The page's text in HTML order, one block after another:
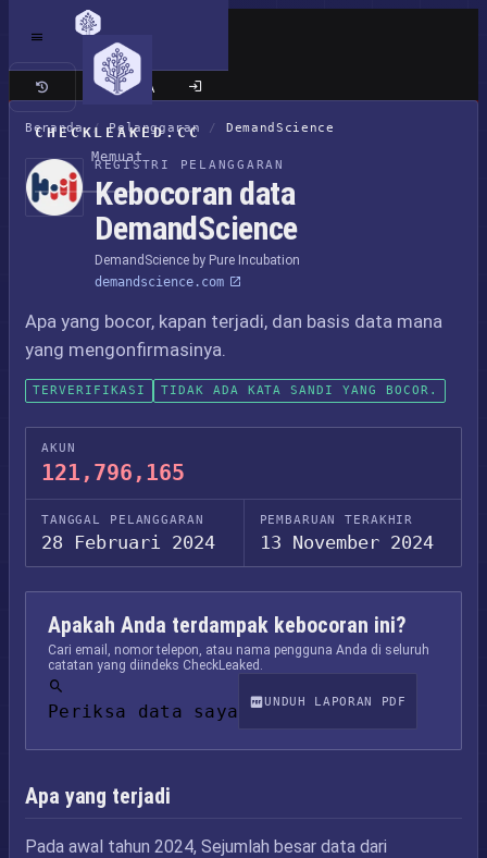
CHECKLEAKED.CC
Memuat
Situs klasik
Beranda / Pelanggaran / DemandScience
REGISTRI PELANGGARAN
Kebocoran data
DemandScience
DemandScience by Pure Incubation
demandscience.com
Apa yang bocor, kapan terjadi, dan basis data mana
yang mengonfirmasinya.
TERVERIFIKASI TIDAK ADA KATA SANDI YANG BOCOR.
AKUN
121,796,165
TANGGAL PELANGGARAN
28 Februari 2024
PEMBARUAN TERAKHIR
13 November 2024
Apakah Anda terdampak kebocoran ini?
Cari email, nomor telepon, atau nama pengguna Anda di seluruh
catatan yang diindeks CheckLeaked.
Periksa data saya UNDUH LAPORAN PDF
Apa yang terjadi
Pada awal tahun 2024, Sejumlah besar data dari